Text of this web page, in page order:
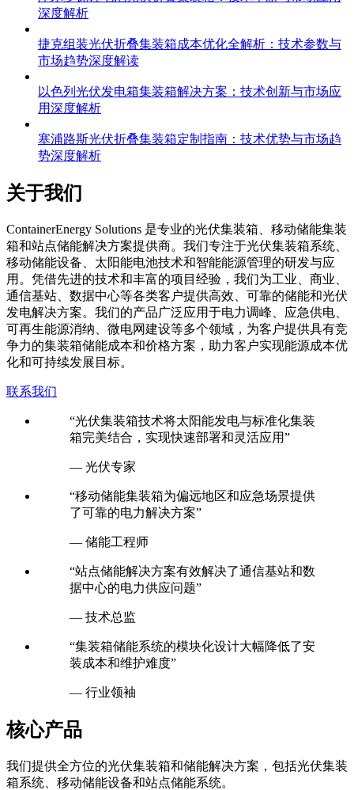
深度解析
捷克组装光伏折叠集装箱成本优化全解析：技术参数与
市场趋势深度解读
以色列光伏发电箱集装箱解决方案：技术创新与市场应
用深度解析
塞浦路斯光伏折叠集装箱定制指南：技术优势与市场趋
势深度解析
关于我们
ContainerEnergy Solutions 是专业的光伏集装箱、移动储能集装
箱和站点储能解决方案提供商。我们专注于光伏集装箱系统、
移动储能设备、太阳能电池技术和智能能源管理的研发与应
用。凭借先进的技术和丰富的项目经验，我们为工业、商业、
通信基站、数据中心等各类客户提供高效、可靠的储能和光伏
发电解决方案。我们的产品广泛应用于电力调峰、应急供电、
可再生能源消纳、微电网建设等多个领域，为客户提供具有竞
争力的集装箱储能成本和价格方案，助力客户实现能源成本优
化和可持续发展目标。
联系我们
“光伏集装箱技术将太阳能发电与标准化集装
箱完美结合，实现快速部署和灵活应用”
— 光伏专家
“移动储能集装箱为偏远地区和应急场景提供
了可靠的电力解决方案”
— 储能工程师
“站点储能解决方案有效解决了通信基站和数
据中心的电力供应问题”
— 技术总监
“集装箱储能系统的模块化设计大幅降低了安
装成本和维护难度”
— 行业领袖
核心产品
我们提供全方位的光伏集装箱和储能解决方案，包括光伏集装
箱系统、移动储能设备和站点储能系统。